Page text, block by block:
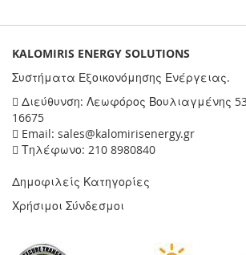
KALOMIRIS ENERGY SOLUTIONS
Συστήματα Εξοικονόμησης Ενέργειας.
Διεύθυνση: Λεωφόρος Βουλιαγμένης
16675
Email: sales@kalomirisenergy.gr
Τηλέφωνο: 210 8980840
Δημοφιλείς Κατηγορίες
Χρήσιμοι Σύνδεσμοι